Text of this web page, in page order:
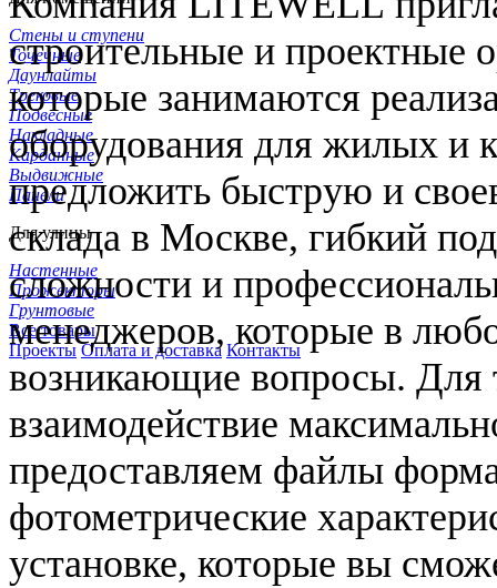
Стены и ступени
Точечные
Даунлайты
Трековые
Подвесные
Накладные
Карданные
Выдвижные
Панели
Для улицы
Настенные
Прожекторы
Грунтовые
Все товары
Проекты Оплата и доставка Контакты
строительные и проектные
которые занимаются
оборудования для жилых
предложить быструю и
склада в Москве, гибкий
сложности и
менеджеров, которые в
возникающие вопросы. Для
взаимодействие
предоставляем файлы
фотометрические
установке, которые вы